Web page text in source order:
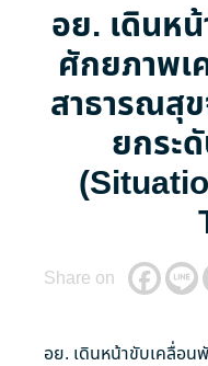
อย. เดินห
ศักยภาพเ
สาธารณสุ
ยกระ
Share on
อย. เดินหน้าขับเคลื่อ